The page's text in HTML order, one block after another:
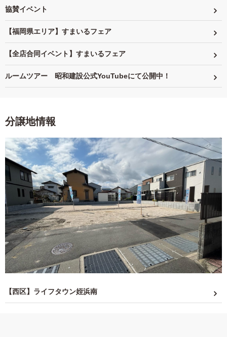
協賛イベント
【福岡県エリア】すまいるフェア
【全店合同イベント】すまいるフェア
ルームツアー 昭和建設公式YouTubeにて公開中！
分譲地情報
【西区】ライフタウン姪浜南